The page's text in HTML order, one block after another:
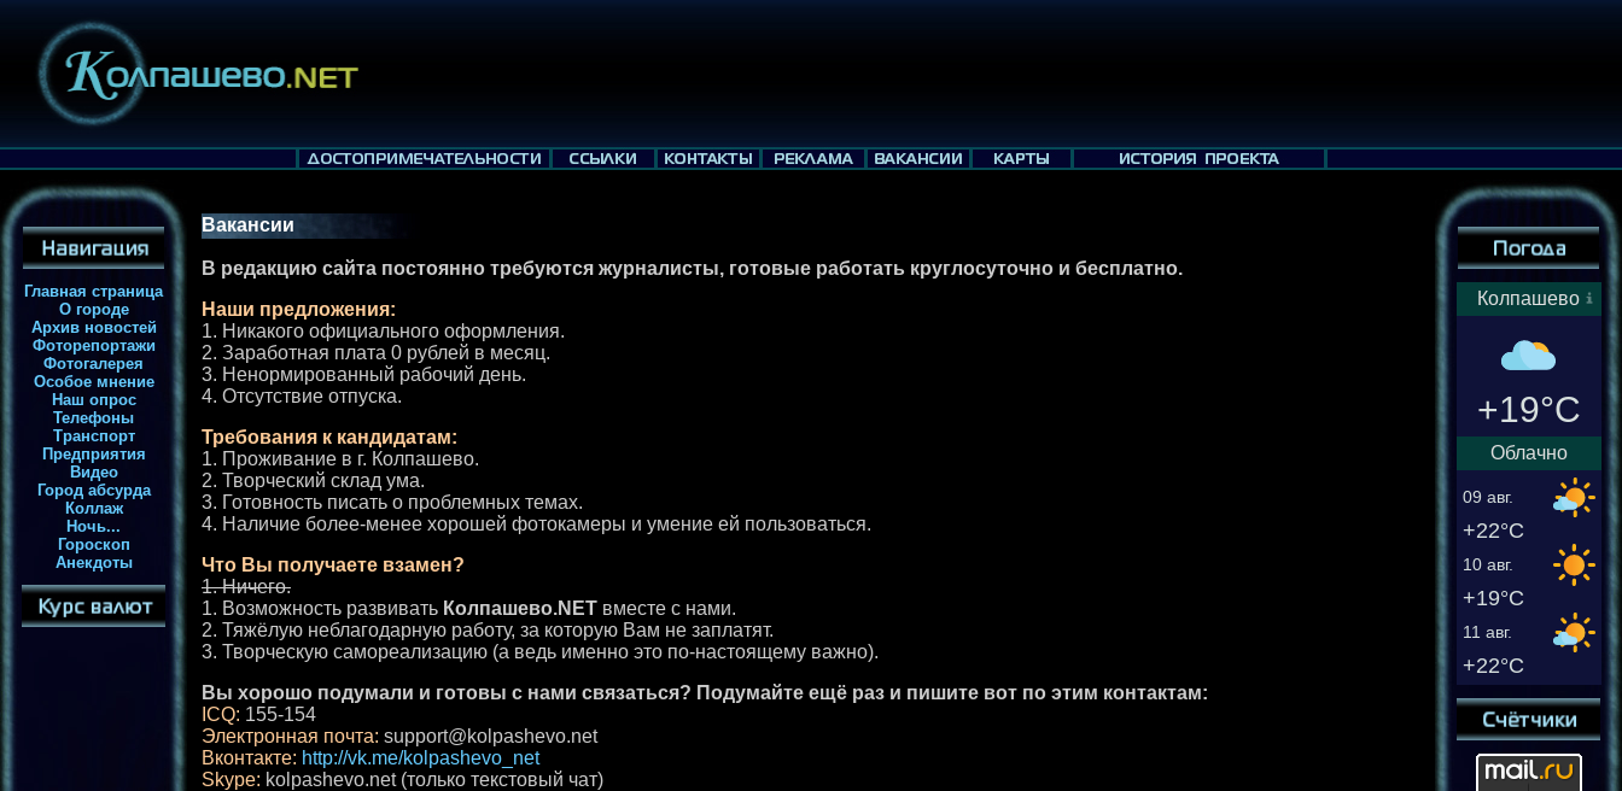
Главная страница
О городе
Архив новостей
Фоторепортажи
Фотогалерея
Особое мнение
Наш опрос
Телефоны
Транспорт
Предприятия
Видео
Город абсурда
Коллаж
Ночь...
Гороскоп
Анекдоты
Вакансии
В редакцию сайта постоянно требуются журналисты, готовые работать круглосуточно и бесплатно.
Наши предложения:
1. Никакого официального оформления.
2. Заработная плата 0 рублей в месяц.
3. Ненормированный рабочий день.
4. Отсутствие отпуска.
Требования к кандидатам:
1. Проживание в г. Колпашево.
2. Творческий склад ума.
3. Готовность писать о проблемных темах.
4. Наличие более-менее хорошей фотокамеры и умение ей пользоваться.
Что Вы получаете взамен?
1. Ничего.
1. Возможность развивать Колпашево.NET вместе с нами.
2. Тяжёлую неблагодарную работу, за которую Вам не заплатят.
3. Творческую самореализацию (а ведь именно это по-настоящему важно).
Вы хорошо подумали и готовы с нами связаться? Подумайте ещё раз и пишите вот по этим контактам:
ICQ: 155-154
Электронная почта: support@kolpashevo.net
Вконтакте: http://vk.me/kolpashevo_net
Skype: kolpashevo.net (только текстовый чат)
Колпашево
+19°C
Облачно
09 авг.
+22°C
10 авг.
+19°C
11 авг.
+22°C